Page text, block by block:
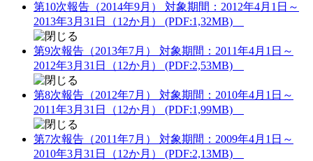
第10次報告（2014年9月） 対象期間：2012年4月1日～
2013年3月31日（12か月） (PDF:1,32MB)
第9次報告（2013年7月） 対象期間：2011年4月1日～
2012年3月31日（12か月） (PDF:2,53MB)
第8次報告（2012年7月） 対象期間：2010年4月1日～
2011年3月31日（12か月） (PDF:1,99MB)
第7次報告（2011年7月） 対象期間：2009年4月1日～
2010年3月31日（12か月） (PDF:2,13MB)